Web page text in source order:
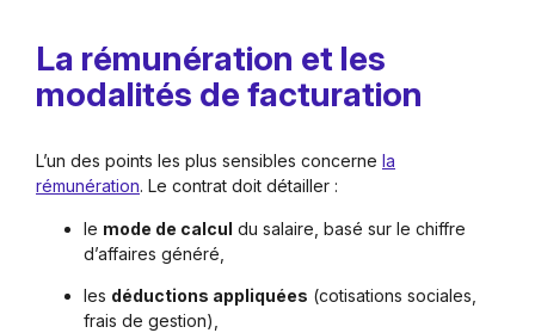
La rémunération et les
modalités de facturation
L’un des points les plus sensibles concerne la
rémunération. Le contrat doit détailler :
le mode de calcul du salaire, basé sur le chiffre
d’affaires généré,
les déductions appliquées (cotisations sociales,
frais de gestion),